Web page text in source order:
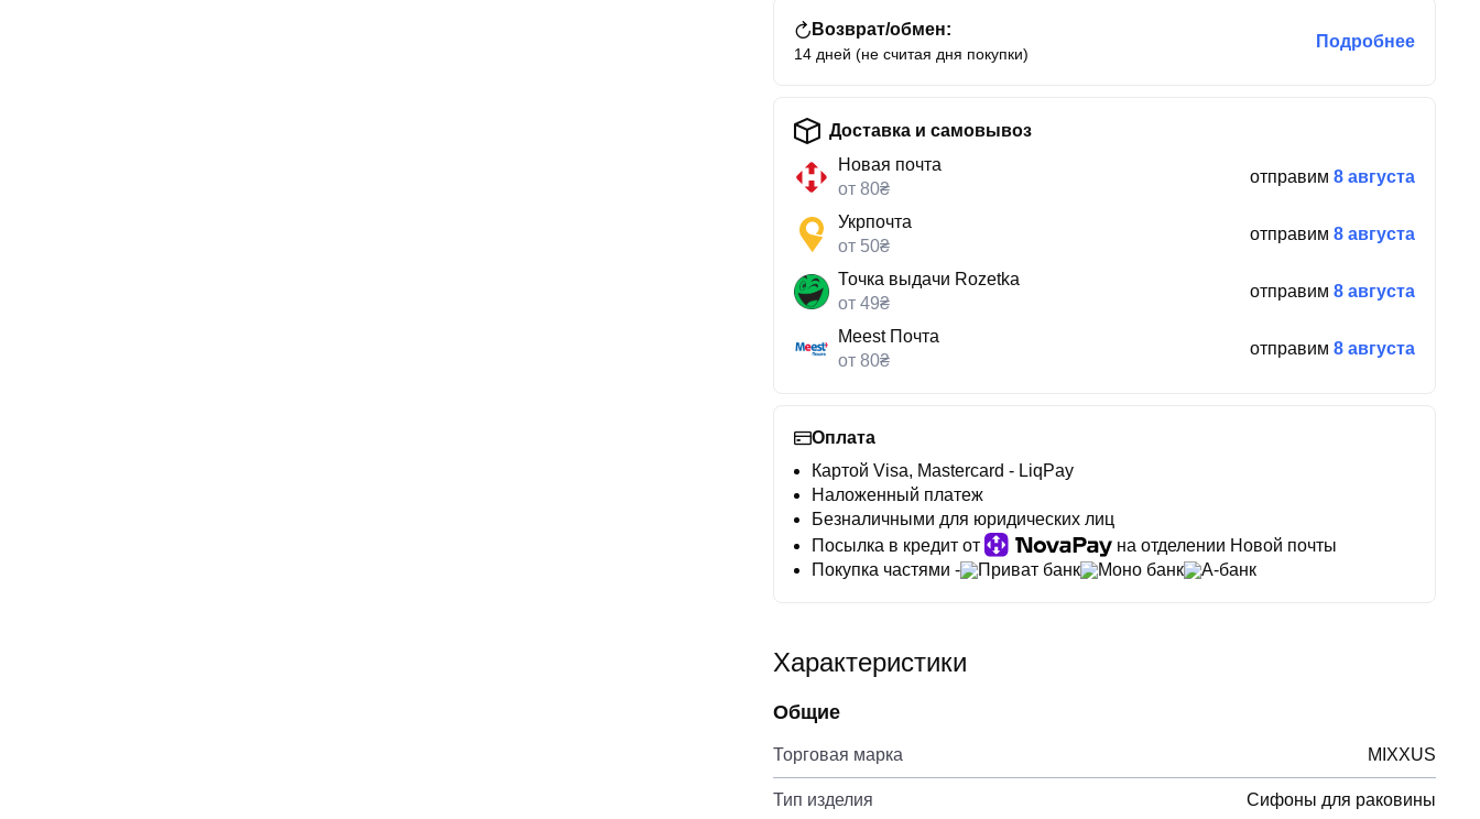
Возврат/обмен:
14 дней (не считая дня покупки)
Подробнее
Доставка и самовывоз
Новая почта
от 80₴
отправим 8 августа
Укрпочта
от 50₴
отправим 8 августа
Точка выдачи Rozetka
от 49₴
отправим 8 августа
Meest Почта
от 80₴
отправим 8 августа
Оплата
Картой Visa, Mastercard - LiqPay
Наложенный платеж
Безналичными для юридических лиц
Посылка в кредит от
на отделении Новой почты
Покупка частями -
Приват банк Моно банк А-банк
Характеристики
Общие
Торговая марка MIXXUS
Тип изделия Сифоны для раковины